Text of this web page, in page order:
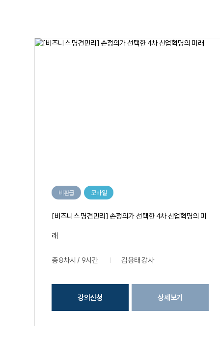
비환급 모바일
[비즈니스 명견만리] 손정의가 선택한 4차 산업혁명의 미
래
총 8차시 / 9시간 김용태 강사
강의신청 상세보기